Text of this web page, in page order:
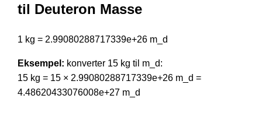
til Deuteron Masse
1 kg = 2.99080288717339e+26 m_d
Eksempel: konverter 15 kg til m_d:
15 kg = 15 × 2.99080288717339e+26 m_d =
4.48620433076008e+27 m_d